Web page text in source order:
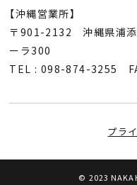
【沖縄営業所】
〒901-2132 沖縄県浦
ーラ300
TEL : 098-874-3255
プラ
© 2023